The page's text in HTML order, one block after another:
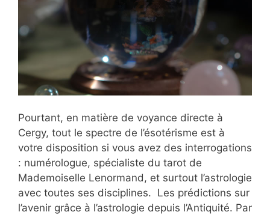
Pourtant, en matière de voyance directe à
Cergy, tout le spectre de l’ésotérisme est à
votre disposition si vous avez des interrogations
: numérologue, spécialiste du tarot de
Mademoiselle Lenormand, et surtout l’astrologie
avec toutes ses disciplines. Les prédictions sur
l’avenir grâce à l’astrologie depuis l’Antiquité. Par